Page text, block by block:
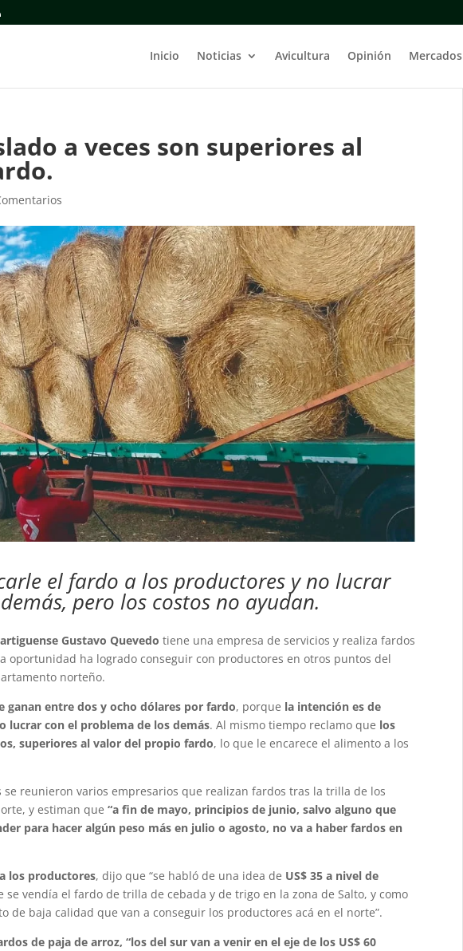
Inicio Noticias Avicultura Opinión Mercados
a veces son superiores al
el fardo a los productores y no lucrar
pero los costos no ayudan.
artiguense Gustavo Quevedo tiene una empresa de servicios y realiza fardos
oportunidad ha logrado conseguir con productores en otros puntos del
norteño.
ganan entre dos y ocho dólares por fardo, porque la intención es de
lucrar con el problema de los demás. Al mismo tiempo reclamo que los
superiores al valor del propio fardo, lo que le encarece el alimento a los
reunieron varios empresarios que realizan fardos tras la trilla de los
y estiman que“a fin de mayo, principios de junio, salvo alguno que
para hacer algún peso más en julio o agosto, no va a haber fardos en
los productores, dijo que “se habló de una idea de US$ 35 a nivel de
vendía el fardo de trilla de cebada y de trigo en la zona de Salto, y como
de baja calidad que van a conseguir los productores acá en el norte”.
de paja de arroz, “los del sur van a venir en el eje de los US$ 60